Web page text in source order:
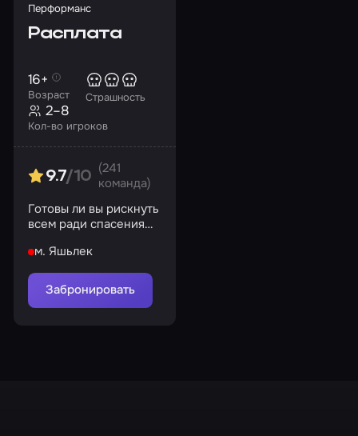
Перформанс
Расплата
Возраст
16+
Страшность
Кол-во игроков
2–8
9.7/10
(241
команда)
Готовы ли вы рискнуть
всем ради спасения
м. Яшьлек
Забронировать